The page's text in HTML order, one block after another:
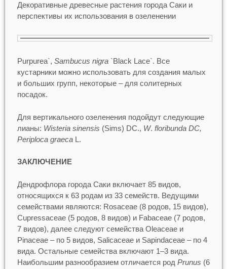
Декоративные древесные растения города Саки и
перспективы их использования в озеленении
Purpurea`, Sambucus nigra`Black Lace`. Все
кустарники можно использовать для создания малых
и больших групп, некоторые – для солитерных
посадок.
Для вертикального озеленения подойдут следующие
лианы: Wisteria sinensis (Sims) DC., W. floribunda DC,
Periploca graecaL.
ЗАКЛЮЧЕНИЕ
Дендрофлора города Саки включает 85 видов,
относящихся к 63 родам из 33 семейств. Ведущими
семействами являются: Rosaceae (8 родов, 15 видов),
Cupressaceae (5 родов, 8 видов) и Fabaceae (7 родов,
7 видов), далее следуют семейства Oleaceae и
Pinaceae – по 5 видов, Salicaceae и Sapindaceae – по 4
вида. Остальные семейства включают 1–3 вида.
Наибольшим разнообразием отличается род Prunus (6